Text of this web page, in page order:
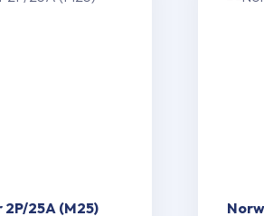
25A (M25)